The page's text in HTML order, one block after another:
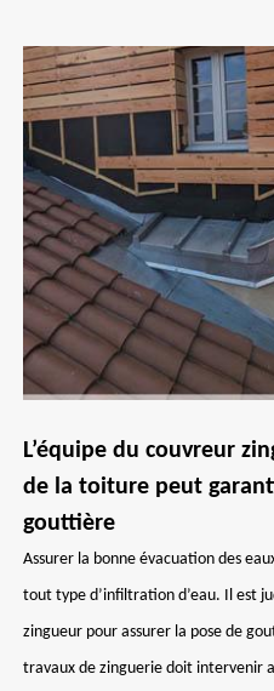
L’équipe du couvreur
de la toiture peut
gouttière
Assurer la bonne évacuation des
tout type d’infiltration d’eau. Il est
zingueur pour assurer la pose de
travaux de zinguerie doit intervenir